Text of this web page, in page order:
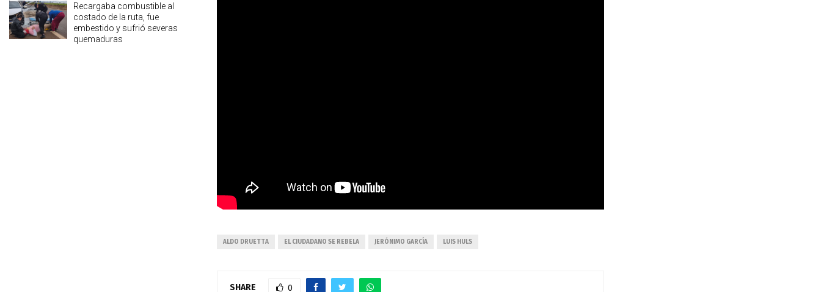
ALDO DRUETTA EL CIUDADANO SE REBELA JERÓNIMO GARCÍA LUIS HULS
SHARE 0
Recargaba combustible al
costado de la ruta, fue
embestido y sufrió severas
quemaduras